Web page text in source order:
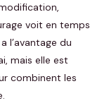
voit en temps
l’avantage du
mais elle est
combinent les